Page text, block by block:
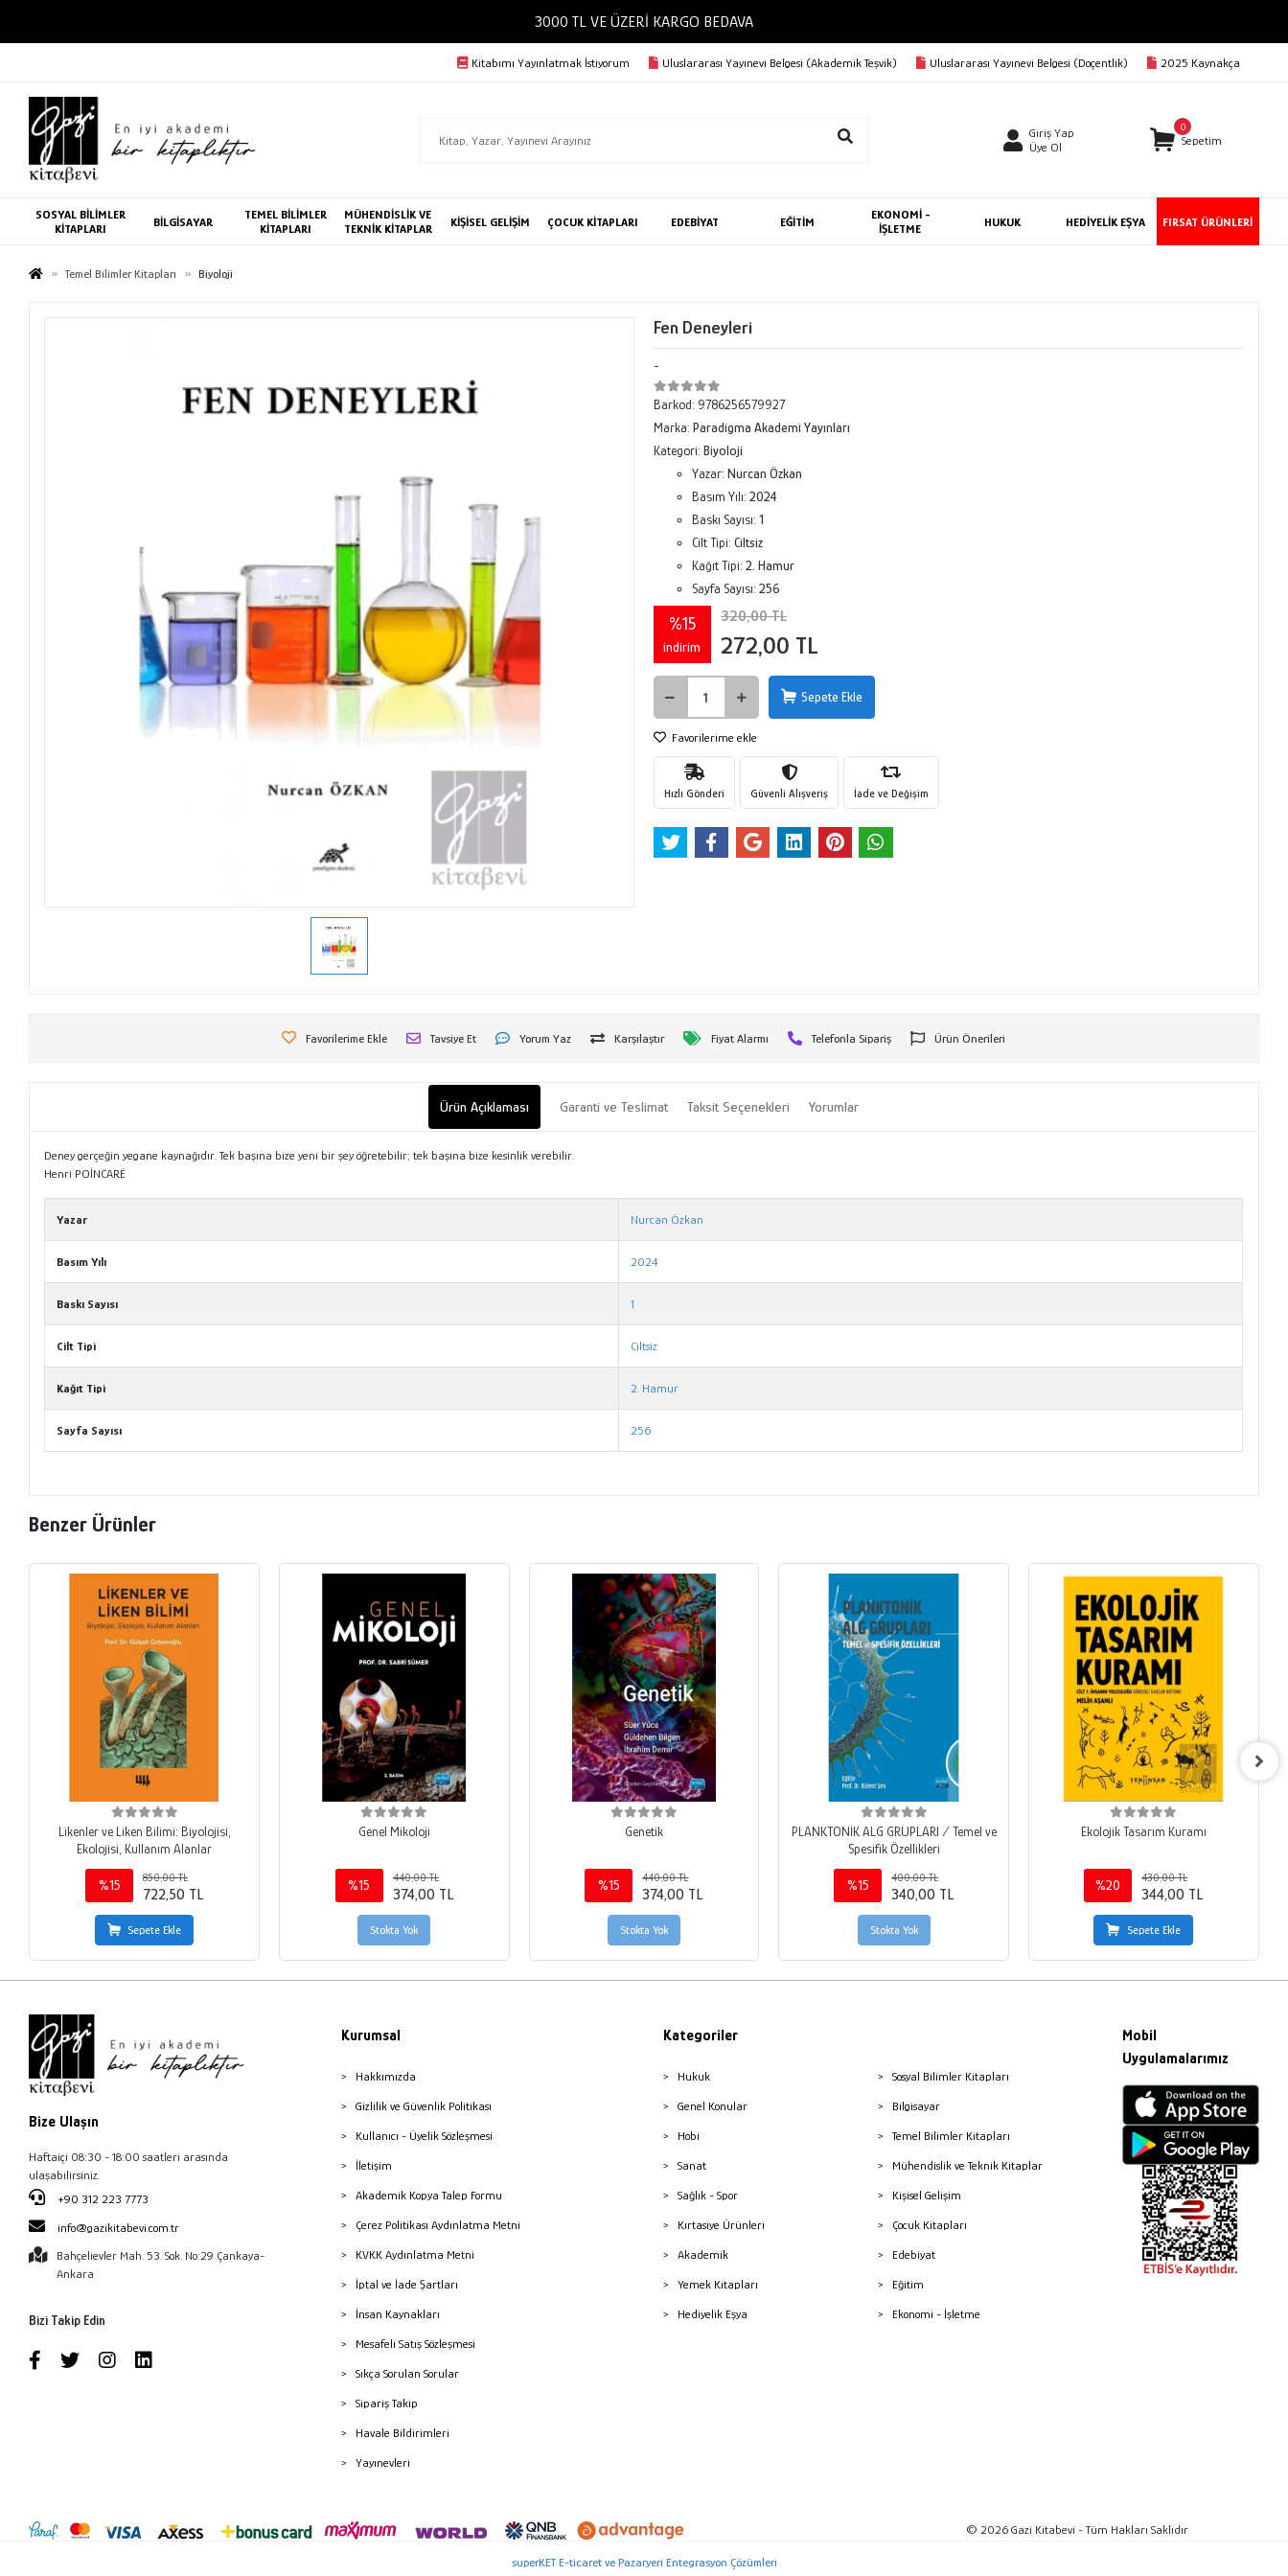
3000 TL VE ÜZERİ KARGO BEDAVA
Kitabımı Yayınlatmak İstiyorum Uluslararası Yayınevi Belgesi (Akademik Teşvik) Uluslararası Yayınevi Belgesi (Doçentlik) 2025 Kaynakça
Giriş Yap
Üye Ol
0
Sepetim
SOSYAL BİLİMLER
KİTAPLARI
BİLGİSAYAR
TEMEL BİLİMLER
KİTAPLARI
MÜHENDİSLİK VE
TEKNİK KİTAPLAR
KİŞİSEL GELİŞİM ÇOCUK KİTAPLARI EDEBİYAT EĞİTİM
EKONOMİ -
İŞLETME
HUKUK HEDİYELİK EŞYA FIRSAT ÜRÜNLERİ
Temel Bilimler Kitapları Biyoloji
Fen Deneyleri
-
Barkod: 9786256579927
Marka: Paradigma Akademi Yayınları
Kategori: Biyoloji
Yazar: Nurcan Özkan
Basım Yılı: 2024
Baskı Sayısı: 1
Cilt Tipi: Ciltsiz
Kağıt Tipi: 2. Hamur
Sayfa Sayısı: 256
%15
indirim
320,00 TL
272,00 TL
Sepete Ekle
Favorilerime ekle
Hızlı Gönderi Güvenli Alışveriş İade ve Değişim
Favorilerime Ekle Tavsiye Et Yorum Yaz Karşılaştır Fiyat Alarmı Telefonla Sipariş Ürün Önerileri
Ürün Açıklaması Garanti ve Teslimat Taksit Seçenekleri Yorumlar
Deney gerçeğin yegane kaynağıdır. Tek başına bize yeni bir şey öğretebilir; tek başına bize kesinlik verebilir.
Henri POİNCARÉ
Yazar Nurcan Özkan
Basım Yılı 2024
Baskı Sayısı 1
Cilt Tipi Ciltsiz
Kağıt Tipi 2. Hamur
Sayfa Sayısı 256
Benzer Ürünler
Likenler ve Liken Bilimi: Biyolojisi,
Ekolojisi, Kullanım Alanlar
%15
850,00 TL
722,50 TL
Sepete Ekle
Genel Mikoloji
%15
440,00 TL
374,00 TL
Stokta Yok
Genetik
%15
440,00 TL
374,00 TL
Stokta Yok
PLANKTONİK ALG GRUPLARI / Temel ve
Spesifik Özellikleri
%15
400,00 TL
340,00 TL
Stokta Yok
Ekolojik Tasarım Kuramı
%20
430,00 TL
344,00 TL
Sepete Ekle
Bize Ulaşın
Haftaiçi 08:30 - 18:00 saatleri arasında
ulaşabilirsiniz.
+90 312 223 7773
info@gazikitabevi.com.tr
Bahçelievler Mah. 53. Sok. No:29 Çankaya-
Ankara
Bizi Takip Edin
Kurumsal
Hakkımızda
Gizlilik ve Güvenlik Politikası
Kullanıcı - Üyelik Sözleşmesi
İletişim
Akademik Kopya Talep Formu
Çerez Politikası Aydınlatma Metni
KVKK Aydınlatma Metni
İptal ve İade Şartları
İnsan Kaynakları
Mesafeli Satış Sözleşmesi
Sıkça Sorulan Sorular
Sipariş Takip
Havale Bildirimleri
Yayınevleri
Kategoriler
Hukuk
Genel Konular
Hobi
Sanat
Sağlık - Spor
Kırtasiye Ürünleri
Akademik
Yemek Kitapları
Hediyelik Eşya
Sosyal Bilimler Kitapları
Bilgisayar
Temel Bilimler Kitapları
Mühendislik ve Teknik Kitaplar
Kişisel Gelişim
Çocuk Kitapları
Edebiyat
Eğitim
Ekonomi - İşletme
Mobil
Uygulamalarımız
© 2026 Gazi Kitabevi - Tüm Hakları Saklıdır
superKET E-ticaret ve Pazaryeri Entegrasyon Çözümleri